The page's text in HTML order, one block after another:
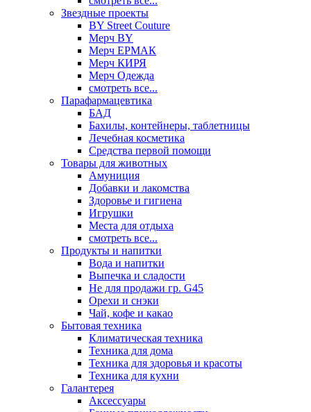
Звездные проекты
BY Street Couture
Мерч BY
Мерч ЕРМАК
Мерч КИРЯ
Мерч Одежда
смотреть все...
Парафармацевтика
БАД
Бахилы, контейнеры, таблетницы
Лечебная косметика
Средства первой помощи
Товары для животных
Амуниция
Добавки и лакомства
Здоровье и гигиена
Игрушки
Места для отдыха
смотреть все...
Продукты и напитки
Вода и напитки
Выпечка и сладости
Не для продажи гр. G45
Орехи и снэки
Чай, кофе и какао
Бытовая техника
Климатическая техника
Техника для дома
Техника для здоровья и красоты
Техника для кухни
Галантерея
Аксессуары